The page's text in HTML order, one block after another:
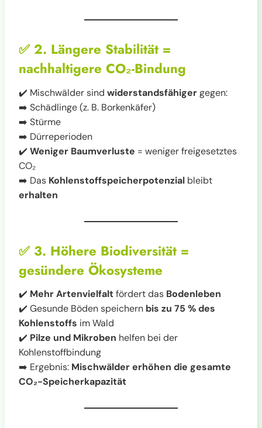
✅ 2. Längere Stabilität =
nachhaltigere CO₂-Bindung
✔️ Mischwälder sind widerstandsfähigergegen:
➡️ Schädlinge (z. B. Borkenkäfer)
➡️ Stürme
➡️ Dürreperioden
✔️ Weniger Baumverluste = weniger freigesetztes
CO₂
➡️ Das Kohlenstoffspeicherpotenzial bleibt
erhalten
✅ 3. Höhere Biodiversität =
gesündere Ökosysteme
✔️ Mehr Artenvielfaltfördert das Bodenleben
✔️ Gesunde Böden speichern bis zu 75 % des
Kohlenstoffs im Wald
✔️ Pilze und Mikroben helfen bei der
Kohlenstoffbindung
➡️ Ergebnis: Mischwälder erhöhen die gesamte
CO₂-Speicherkapazität